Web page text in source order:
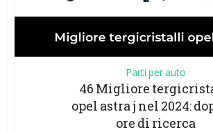
Parti per auto
46 Migliore
opel astra j nel 2024:
ore di ricerca